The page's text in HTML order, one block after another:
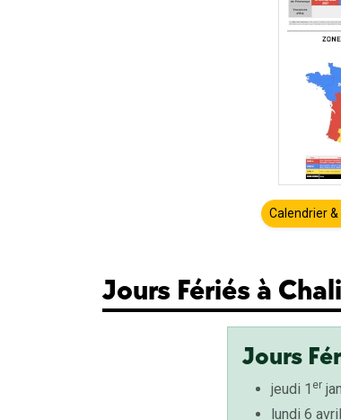
Calendrier
Jours Fériés à
Jours
jeudi 1 er
lundi 6